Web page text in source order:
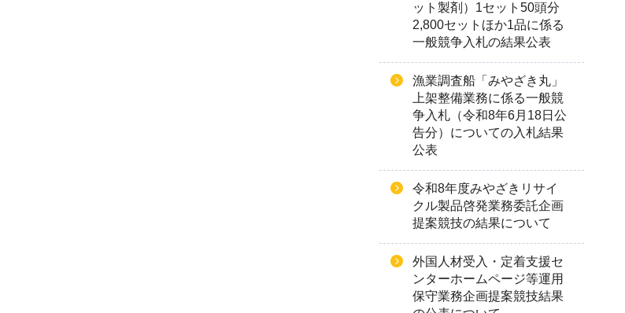
ット製剤）1セット50頭分
2,800セットほか1品に係る
一般競争入札の結果公表
漁業調査船「みやざき丸」
上架整備業務に係る一般競
争入札（令和8年6月18日公
告分）についての入札結果
公表
令和8年度みやざきリサイ
クル製品啓発業務委託企画
提案競技の結果について
外国人材受入・定着支援セ
ンターホームページ等運用
保守業務企画提案競技結果